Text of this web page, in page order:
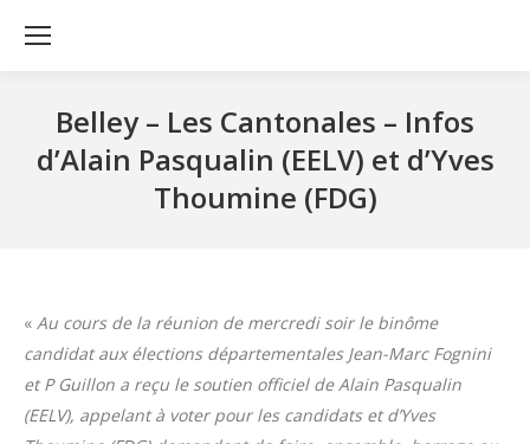
Belley – Les Cantonales – Infos
d’Alain Pasqualin (EELV) et d’Yves
Thoumine (FDG)
« Au cours de la réunion de mercredi soir le binôme
candidat aux élections départementales Jean-Marc Fognini
et P Guillon a reçu le soutien officiel de Alain Pasqualin
(EELV), appelant à voter pour les candidats et d’Yves